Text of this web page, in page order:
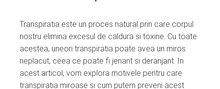
Transpiratia este un proces natural prin care corpul
nostru elimina excesul de caldura si toxine. Cu toate
acestea, uneori transpiratia poate avea un miros
neplacut, ceea ce poate fi jenant si deranjant. In
acest articol, vom explora motivele pentru care
transpiratia miroase si cum putem preveni acest